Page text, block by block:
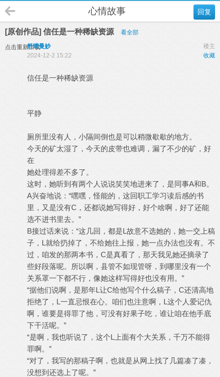
回复
心情故事
[原创作品] 信任是一种稀缺资源 看全部
点击重新加载 楼主
舒晴曼妙
收藏
2024-12-2 15:22
信任是一种稀缺资源
平静
厕所里没有人，小隔间倒也是可以稍微歇歇的地方。
今天的矿太湿了，今天的皮带也难调，漏了不少的矿，好
在
她处理得差不多了。
这时，她听到有两个人说说笑笑地进来了，是同事A和B。
A兴奋地说：“嘿嘿，怪能的，这回职工学习读后感的书
里，又是没有C，还都说她写得好，好个啥啊，好了还能
选不进书里去。”
B接过话来说：“这几回，都是L故意不选她的，她一交上稿
子，L就给扔掉了，不给她往上报，她一点办法也没有。不
过，咱发的那两本书，C是真看了，那天我见她还摘录了
些好段落呢。所以啊，县管不如现管呀，到哪里没有一个
关系罩一下都不行，像她这样写得好也没有用。”
“据他们说啊，是那年L让C给他写个什么稿子，C还清高地
拒绝了，L一直忌恨在心。咱们也注意啊，L这个人爱记仇
啊，谁要是得罪了他，可没有好果子吃，谁让咱在他手底
下干活呢。”
“是啊，我也听说了，这个L上面有个大关系，千万不能得
罪啊。”
“对了，我写的那稿子啊，也就是从网上找了几篇凑了凑，
没想到还选上了呢。”